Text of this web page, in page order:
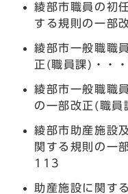
綾部市職員の初
する規則の一部
綾部市一般職職
正(職員課)・・
綾部市一般職職
の一部改正(職
綾部市助産施設
関する規則の一
113
助産施設に関す